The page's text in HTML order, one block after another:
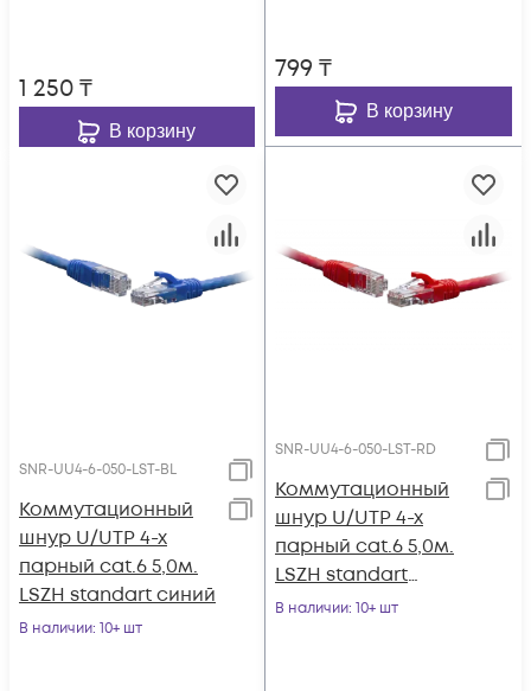
1 250₸
В корзину
799 ₸
В корзину
SNR-UU4-6-050-LST-BL
Коммутационный
шнур U/UTP 4-х
парный cat.6 5,0м.
LSZH standart синий
В наличии: 10+ шт
SNR-UU4-6-050-LST-RD
Коммутационный
шнур U/UTP 4-х
парный cat.6 5,0м.
LSZH standart
красный
В наличии: 10+ шт